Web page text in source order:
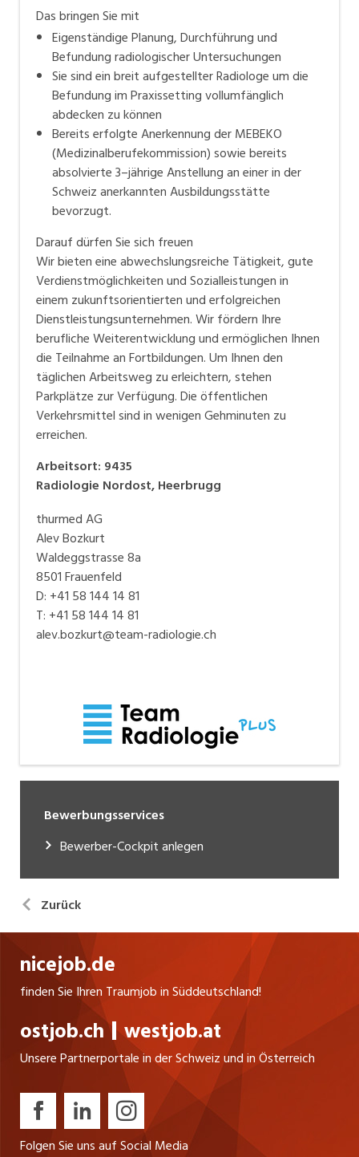
Das bringen Sie mit
Eigenständige Planung, Durchführung und
Befundung radiologischer Untersuchungen
Sie sind ein breit aufgestellter Radiologe um die
Befundung im Praxissetting vollumfänglich
abdecken zu können
Bereits erfolgte Anerkennung der MEBEKO
(Medizinalberufekommission) sowie bereits
absolvierte 3–jährige Anstellung an einer in der
Schweiz anerkannten Ausbildungsstätte
bevorzugt.
Darauf dürfen Sie sich freuen
Wir bieten eine abwechslungsreiche Tätigkeit, gute
Verdienstmöglichkeiten und Sozialleistungen in
einem zukunftsorientierten und erfolgreichen
Dienstleistungsunternehmen. Wir fördern Ihre
berufliche Weiterentwicklung und ermöglichen Ihnen
die Teilnahme an Fortbildungen. Um Ihnen den
täglichen Arbeitsweg zu erleichtern, stehen
Parkplätze zur Verfügung. Die öffentlichen
Verkehrsmittel sind in wenigen Gehminuten zu
erreichen.
Arbeitsort: 9435
Radiologie Nordost, Heerbrugg
thurmed AG
Alev Bozkurt
Waldeggstrasse 8a
8501 Frauenfeld
D: +41 58 144 14 81
T: +41 58 144 14 81
alev.bozkurt@team-radiologie.ch
Bewerbungsservices
Bewerber-Cockpit anlegen
Zurück
nicejob.de
finden Sie Ihren Traumjob in Süddeutschland!
ostjob.ch westjob.at
Unsere Partnerportale in der Schweiz und in Österreich
Folgen Sie uns auf Social Media